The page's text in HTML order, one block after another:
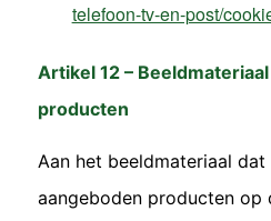
telefoon-tv-en-post/
Artikel 12 –
producten
Aan het beeldmateriaal
aangeboden producten op